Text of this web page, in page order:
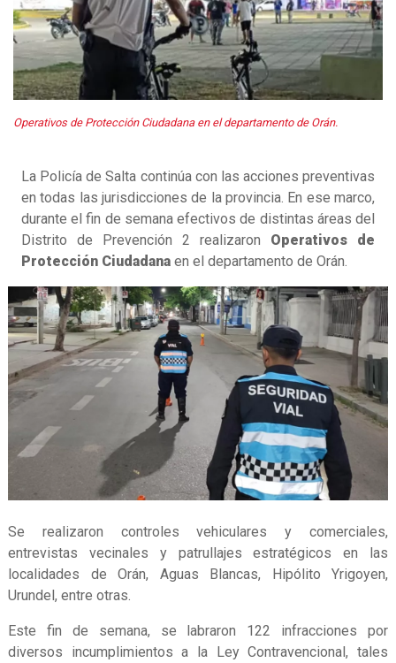
Operativos de Protección Ciudadana en el departamento de Orán.
La Policía de Salta continúa con las acciones preventivas
en todas las jurisdicciones de la provincia. En ese marco,
durante el fin de semana efectivos de distintas áreas del
Distrito de Prevención 2 realizaron Operativos de
Protección Ciudadana en el departamento de Orán.
Se realizaron controles vehiculares y comerciales,
entrevistas vecinales y patrullajes estratégicos en las
localidades de Orán, Aguas Blancas, Hipólito Yrigoyen,
Urundel, entre otras.
Este fin de semana, se labraron 122 infracciones por
diversos incumplimientos a la Ley Contravencional, tales